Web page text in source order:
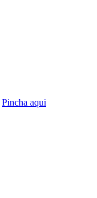
Pincha aqui